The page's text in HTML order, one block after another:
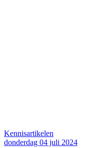
Kennisartikelen
donderdag 04 juli 2024